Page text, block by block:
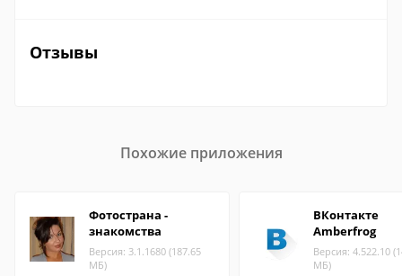
Отзывы
Похожие приложения
Фотострана -
знакомства
Версия: 3.1.1680 (187.65
МБ)
ВКонтакте
Amberfrog
Версия: 4.522.10
МБ)